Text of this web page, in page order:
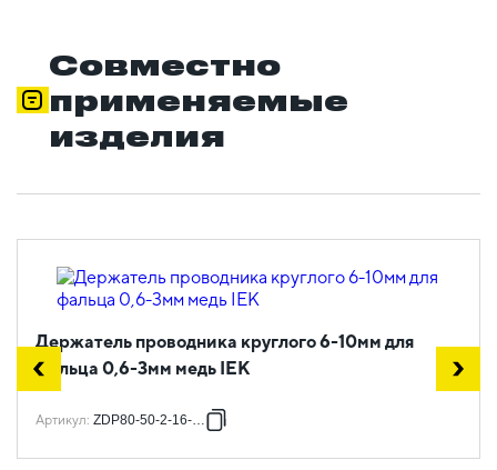
Совместно
применяемые
изделия
Держатель проводника круглого 6-10мм для
фальца 0,6-3мм медь IEK
Артикул: ZDP80-50-2-16-063